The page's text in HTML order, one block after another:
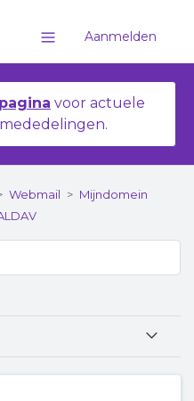
Aanmelden
voor actuele
Webmail
Mijndomein
webmail openen